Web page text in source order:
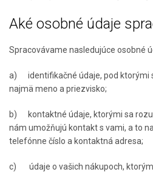
Aké osobné údaje
Spracovávame nasledujúce osobné
a) identifikačné údaje, pod ktorými
najmä meno a priezvisko;
b) kontaktné údaje, ktorými sa
nám umožňujú kontakt s vami, a to
telefónne číslo a kontaktná adresa;
c) údaje o vašich nákupoch,